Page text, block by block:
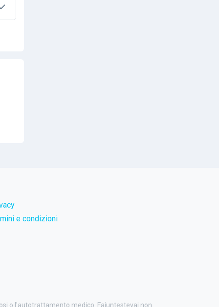
e condizioni
o l'autotrattamento medico. Faiuntestevai non